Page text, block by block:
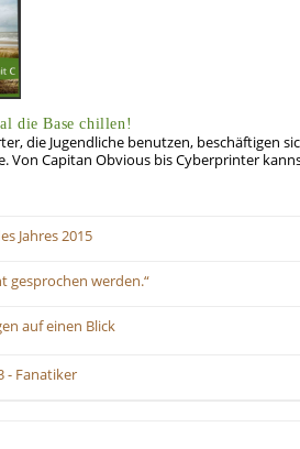
die Base chillen!
die Jugendliche benutzen, beschäftigen
Von Capitan Obvious bis Cyberprinter
Jahres 2015
gesprochen werden.“
auf einen Blick
- Fanatiker